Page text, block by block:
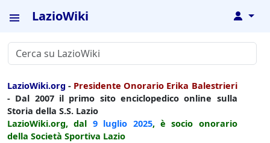
LazioWiki ↓
LazioWiki.org - Presidente Onorario Erika Balestrieri
- Dal 2007 il primo sito enciclopedico online sulla
Storia della S.S. Lazio
LazioWiki.org, dal 9 luglio 2025, è socio onorario
della Società Sportiva Lazio